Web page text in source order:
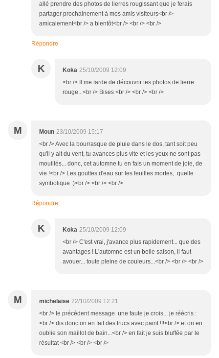
allé prendre des photos de lierres rougissant que je ferais
partager prochainement à mes amis visiteurs<br />
amicalement<br /> a bientôt<br /> <br /> <br />
Répondre
K Koka 25/10/2009 12:09
<br /> Il me tarde de découvrir tes photos de lierre
rouge...<br /> Bises <br /> <br /> <br />
M Moun 23/10/2009 15:17
<br /> Avec la bourrasque de pluie dans le dos, tant soit peu
qu'il y ait du vent, tu avances plus vite et les yeux ne sont pas
mouillés... donc, cet automne tu en fais un moment de joie, de
vie !<br /> Les gouttes d'eau sur les feuilles mortes, quelle
symbolique :)<br /> <br /> <br />
Répondre
K Koka 25/10/2009 12:09
<br /> C'est vrai, j'avance plus rapidement... que des
avantages ! L'automne est un belle saison, il faut
avouer... toute pleine de couleurs...<br /> <br /> <br />
M michelaise 22/10/2009 12:21
<br /> le précédent message une faute je crois... je réécris :
<br /> dis donc on en fait des trucs avec paint !!!<br /> et on en
oublie son maillot de bain...<br /> en fait je suis bluffée par le
résultat <br /> <br /> <br />